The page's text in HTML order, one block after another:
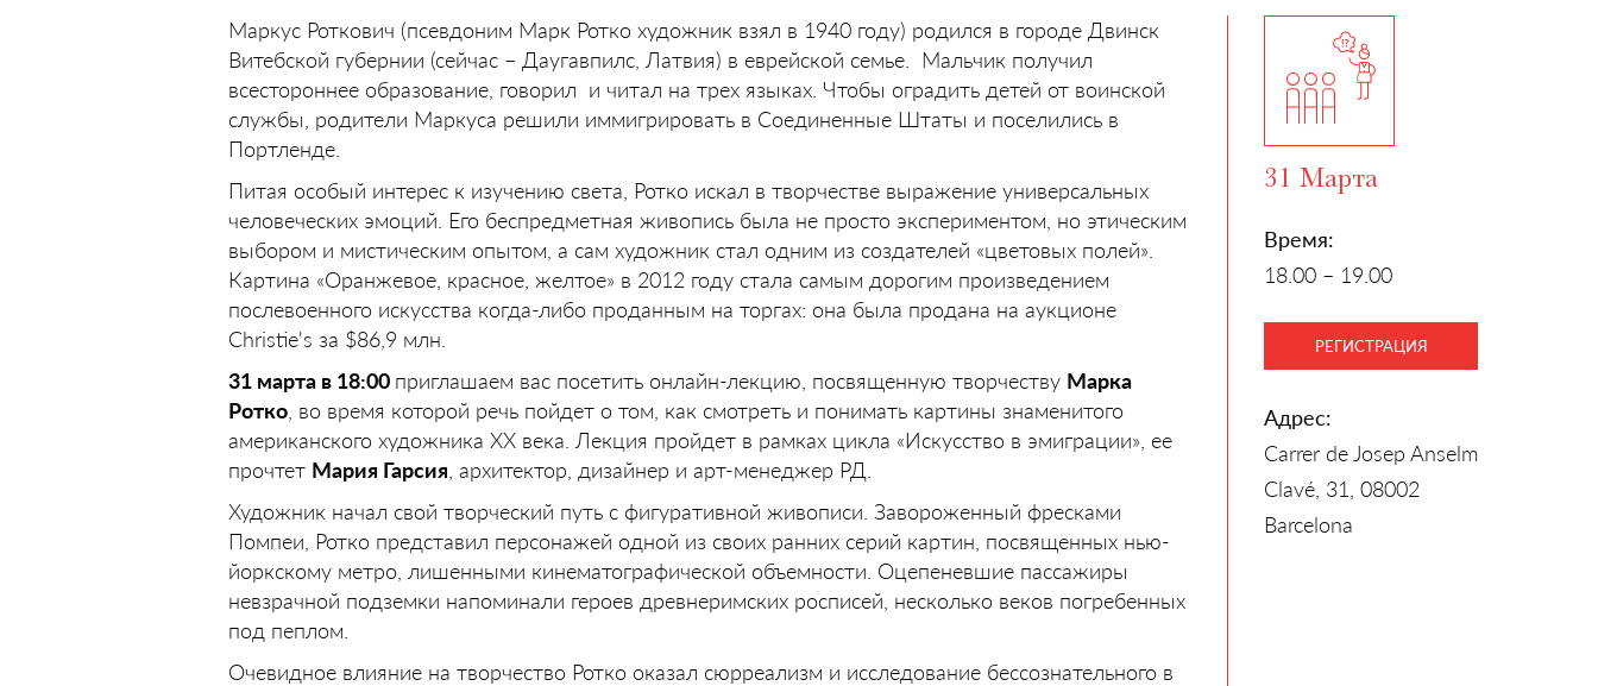
Маркус Роткович (псевдоним Марк Ротко художник взял в 1940 году) родился в городе Двинск
Витебской губернии (сейчас – Даугавпилс, Латвия) в еврейской семье. Мальчик получил
всестороннее образование, говорил и читал на трех языках. Чтобы оградить детей от воинской
службы, родители Маркуса решили иммигрировать в Соединенные Штаты и поселились в
Портленде.
Питая особый интерес к изучению света, Ротко искал в творчестве выражение универсальных
человеческих эмоций. Его беспредметная живопись была не просто экспериментом, но этическим
выбором и мистическим опытом, а сам художник стал одним из создателей «цветовых полей».
Картина «Оранжевое, красное, желтое» в 2012 году стала самым дорогим произведением
послевоенного искусства когда-либо проданным на торгах: она была продана на аукционе
Christie's за $86,9 млн.
31 марта в 18:00 приглашаем вас посетить онлайн-лекцию, посвященную творчеству Марка
Ротко , во время которой речь пойдет о том, как смотреть и понимать картины знаменитого
американского художника XX века. Лекция пройдет в рамках цикла «Искусство в эмиграции», ее
прочтет Мария Гарсия , архитектор, дизайнер и арт-менеджер РД.
Художник начал свой творческий путь с фигуративной живописи. Завороженный фресками
Помпеи, Ротко представил персонажей одной из своих ранних серий картин, посвященных нью-
йоркскому метро, лишенными кинематографической объемности. Оцепеневшие пассажиры
невзрачной подземки напоминали героев древнеримских росписей, несколько веков погребенных
под пеплом.
Очевидное влияние на творчество Ротко оказал сюрреализм и исследование бессознательного в
31 Марта
Время:
18.00 – 19.00
РЕГИСТРАЦИЯ
Адрес:
Carrer de Josep Anselm
Clavé, 31, 08002
Barcelona